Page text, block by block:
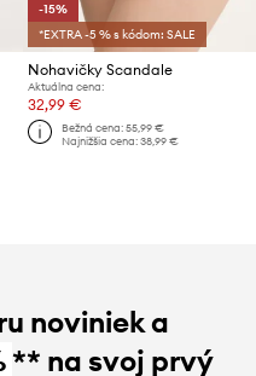
-15%
*EXTRA -5 % s kódom: SALE
Nohavičky Scandale
Aktuálna cena:
32,99 €
Bežná cena: 55,99 €
Najnižšia cena: 38,99 €
noviniek a
** na svoj prvý